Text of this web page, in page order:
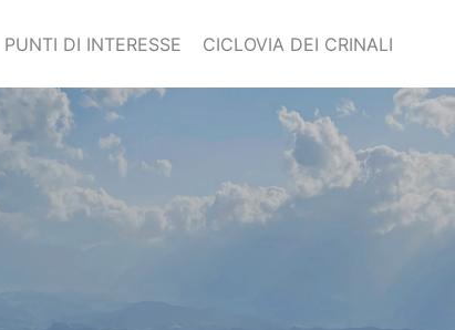
PUNTI DI INTERESSE CICLOVIA DEI CRINALI